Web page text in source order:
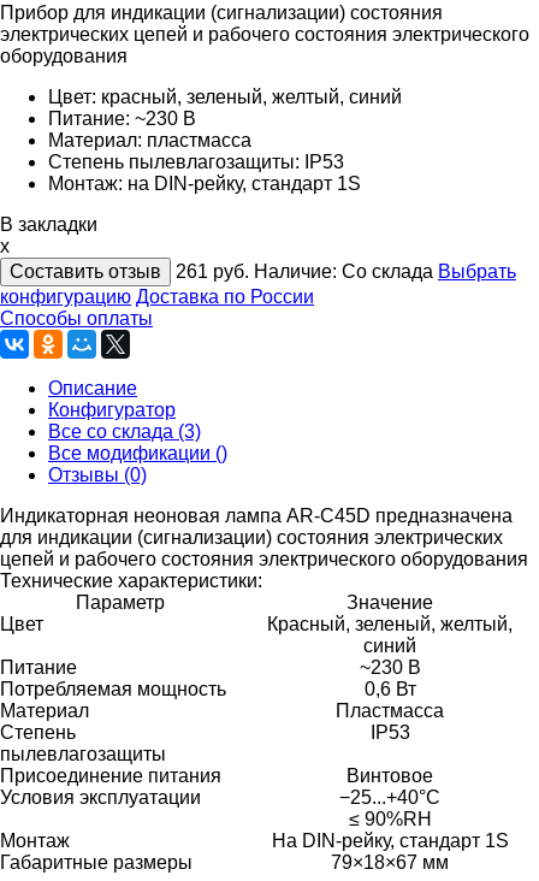
Прибор для индикации (сигнализации) состояния
электрических цепей и рабочего состояния электрического
оборудования
Цвет: красный, зеленый, желтый, синий
Питание: ~230 В
Материал: пластмасса
Степень пылевлагозащиты: IP53
Монтаж: на DIN-рейку, стандарт 1S
В закладки
x
Составить отзыв
261 руб. Наличие: Со склада Выбрать
конфигурацию Доставка по России
Способы оплаты
Описание
Конфигуратор
Все со склада (3)
Все модификации ()
Отзывы (0)
Индикаторная неоновая лампа AR-C45D предназначена
для индикации (сигнализации) состояния электрических
цепей и рабочего состояния электрического оборудования
Технические характеристики:
Параметр
Значение
Цвет
Красный, зеленый, желтый,
синий
Питание
~230 В
Потребляемая мощность
0,6 Вт
Материал
Пластмасса
Степень
пылевлагозащиты
IP53
Присоединение питания
Винтовое
Условия эксплуатации
−25...+40°C
≤ 90%RH
Монтаж
На DIN-рейку, стандарт 1S
Габаритные размеры
79×18×67 мм